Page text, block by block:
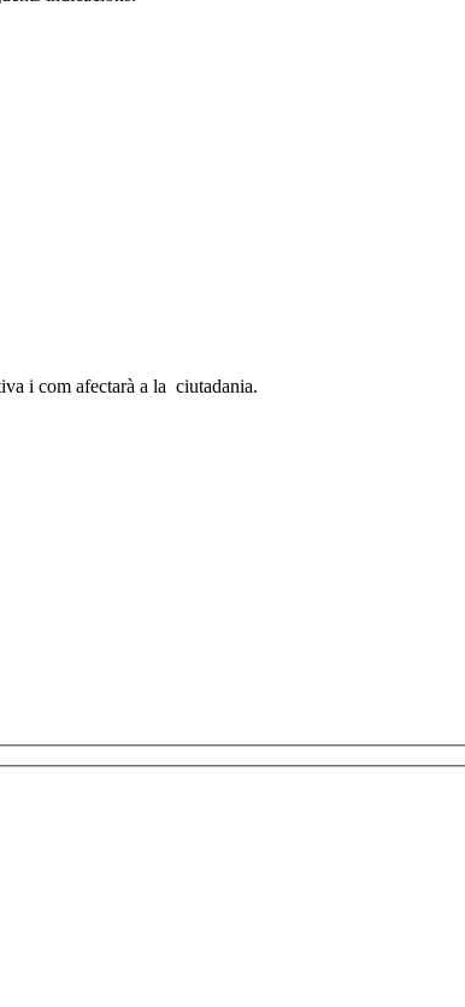
i com afectarà a la ciutadania.